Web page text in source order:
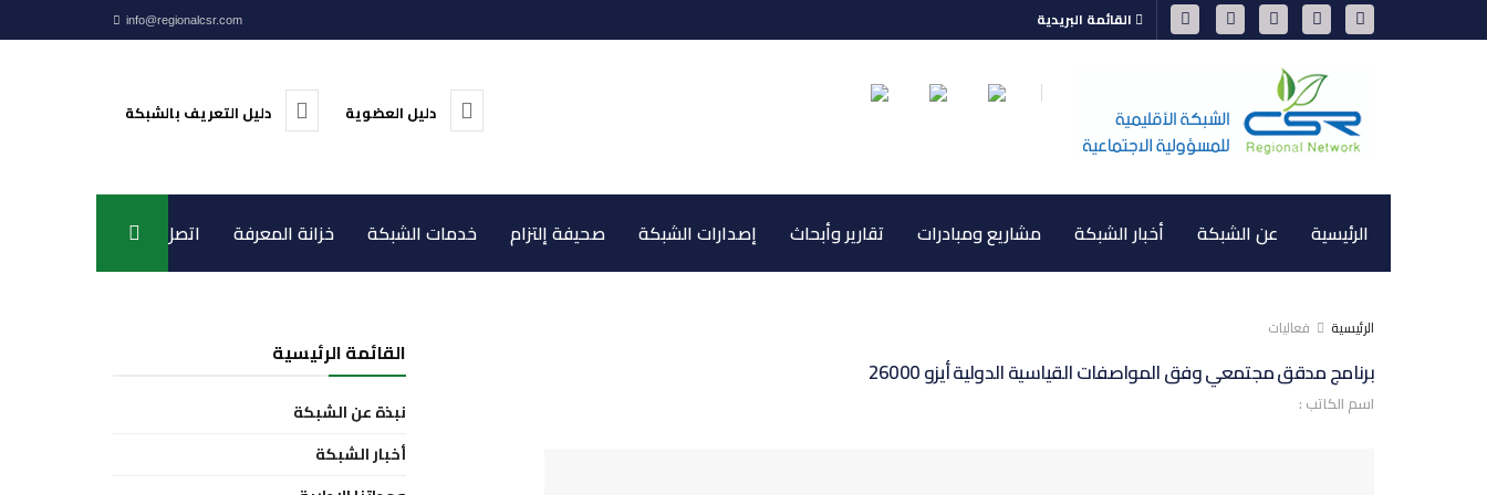
القائمة البريدية info@regionalcsr.com
دليل العضوية دليل التعريف بالشبكة
الرئيسية عن الشبكة أخبار الشبكة مشاريع ومبادرات تقارير وأبحاث إصدارات الشبكة صحيفة إلتزام خدمات الشبكة خزانة المعرفة اتصل بنا
الرئيسية فعاليات
برنامج مدقق مجتمعي وفق المواصفات القياسية الدولية أيزو 26000
اسم الكاتب :
القائمة الرئيسية
نبذة عن الشبكة
أخبار الشبكة